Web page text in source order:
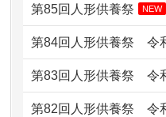
2026/07/05しっかりと
ただけると...
2026/06/30 長年大事に
していただ...
どうなってるのですか？
2024/01/13会社のよう
第85回人形供養祭 NEW
第84回人形供養祭令
第83回人形供養祭令
第82回人形供養祭令